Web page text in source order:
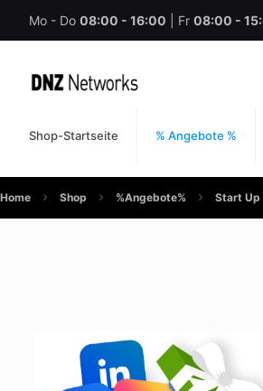
Mo - Do 08:00 - 16:00 | Fr 08:00 -
Shop-Startseite % Angebote %
Home Shop %Angebote% Start Up